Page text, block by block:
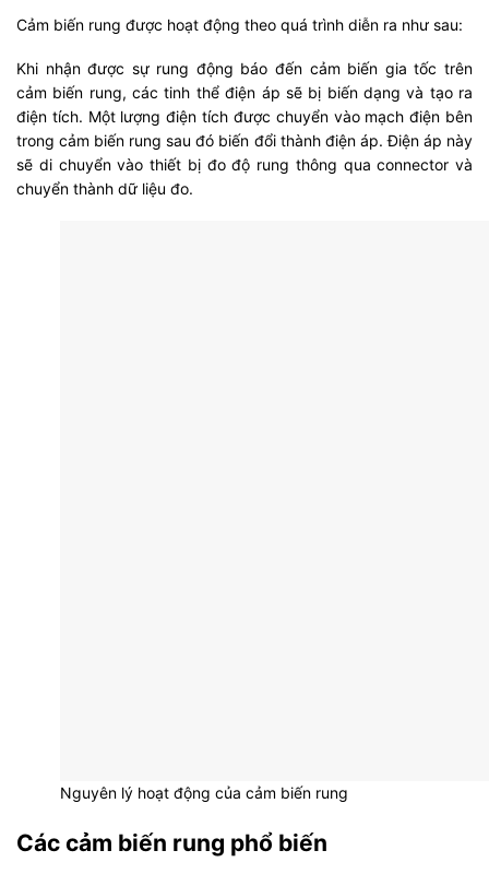
Cảm biến rung được hoạt động theo quá trình diễn ra như sau:
Khi nhận được sự rung động báo đến cảm biến gia tốc trên
cảm biến rung, các tinh thể điện áp sẽ bị biến dạng và tạo ra
điện tích. Một lượng điện tích được chuyển vào mạch điện bên
trong cảm biến rung sau đó biến đổi thành điện áp. Điện áp này
sẽ di chuyển vào thiết bị đo độ rung thông qua connector và
chuyển thành dữ liệu đo.
Nguyên lý hoạt động của cảm biến rung
Các cảm biến rung phổ biến